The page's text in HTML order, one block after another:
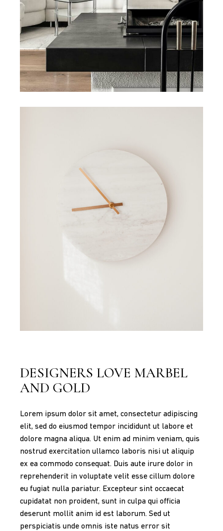
DESIGNERS LOVE MARBEL
AND GOLD
Lorem ipsum dolor sit amet, consectetur adipiscing
elit, sed do eiusmod tempor incididunt ut labore et
dolore magna aliqua. Ut enim ad minim veniam, quis
nostrud exercitation ullamco laboris nisi ut aliquip
ex ea commodo consequat. Duis aute irure dolor in
reprehenderit in voluptate velit esse cillum dolore
eu fugiat nulla pariatur. Excepteur sint occaecat
cupidatat non proident, sunt in culpa qui officia
deserunt mollit anim id est laborum. Sed ut
perspiciatis unde omnis iste natus error sit